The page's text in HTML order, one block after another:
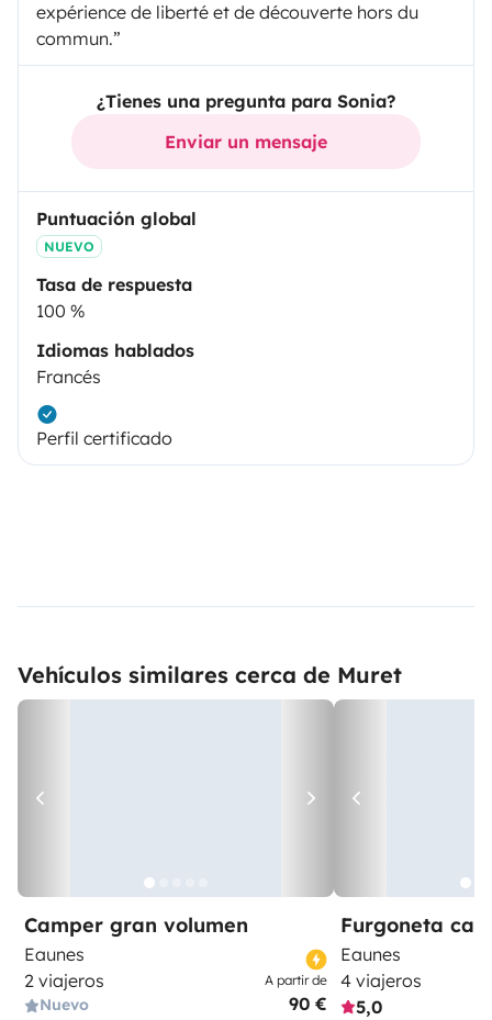
expérience de liberté et de découverte hors du
commun.”
¿Tienes una pregunta para Sonia?
Enviar un mensaje
Puntuación global
NUEVO
Tasa de respuesta
100 %
Idiomas hablados
Francés
Perfil certificado
Vehículos similares cerca de Muret
Camper gran volumen
Eaunes
2 viajeros
Nuevo
A partir de
90 €
Furgoneta
Eaunes
4 viajeros
5,0